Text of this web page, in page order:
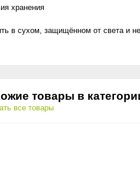
хранения
в сухом, защищённом от света и
товары в
все товары